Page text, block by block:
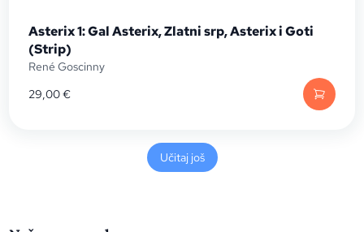
Asterix 1: Gal Asterix, Zlatni srp, Asterix i Goti
(Strip)
René Goscinny
29,00€
Učitaj još